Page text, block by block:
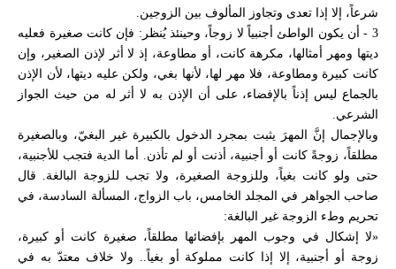
شرعاً، إلا إذا تعدى وتجاوز المألوف بين الزوجين.
3 - أن يكون الواطئ أجنبياً لا زوجاً، وحينئذ يُنظر: فإن كانت صغيرة فعليه
ديتها ومهر أمثالها، مكرهة كانت، أو مطاوعة، إذ لا أثر لإذن الصغير، وإن
كانت كبيرة ومطاوعة، فلا مهر لها، لأنها بغي، ولكن عليه ديتها، لأن الإذن
بالجماع ليس إذناً بالإفضاء، على أن الإذن به لا أثر له من حيث الجواز
الشرعي.
وبالإجمال إنَّ المهرَ يثبت بمجرد الدخول بالكبيرة غير البغيّ، وبالصغيرة
مطلقاً، زوجةً كانت أو أجنبية، أذنت أو لم تأذن. أما الدية فتجب للأجنبية،
حتى ولو كانت بغياً، وللزوجة الصغيرة، ولا تجب للزوجة البالغة. قال
صاحب الجواهر في المجلد الخامس، باب الزواج، المسألة السادسة، في
تحريم وطء الزوجة غير البالغة:
«لا إشكال في وجوب المهر بإفضائها مطلقاً، صغيرة كانت أو كبيرة،
زوجة أو أجنبية، إلا إذا كانت مملوكة أو بغياً.. ولا خلاف معتدّ به في